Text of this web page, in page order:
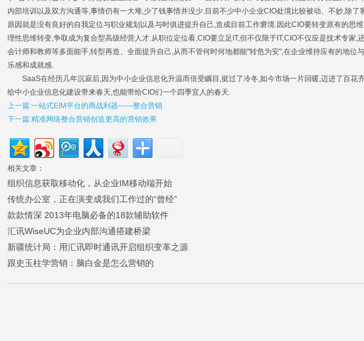
内部培训以及双方沟通等,事情仍有一大堆,少了钱事情并没少.目前不少中小企业CIO处境比较被动、不妙,除了
原因就是没有良好的自我定位与职业规划以及与时俱进提升自己,造成目前工作窘境.因此CIO要转变原有的思
理性思维转变,争取成为复合型高级经营人才.从职位定位看,CIO要立足IT,但不仅限于IT,CIO不仅应是技术专家,
会计师和教师等多面能手,转型再造、全面提升自己,从而不管何时何地都能"转危为安",在企业维持应有的地位
乐感和成就感.
SaaS在经历几年沉寂后,因为中小企业信息化升温而倍受瞩目,挺过了冷冬,如今市场一片回暖,迈进了百花
给中小企业信息化建设带来春天,也能带给CIO们一个四季宜人的春天.
上一篇:一站式EIM平台的商战利器——整合营销
下一篇:精准网络整合营销创造更高的营销效果
相关文章：
组织信息获取移动化，从企业IM移动端开始
传统办公室，正在演变成我们工作过的“曾经”
款款情深 2013年电脑必备的18款辅助软件
汇讯WiseUC为企业内部沟通搭建桥梁
新疆统计局：用汇讯即时通讯开启组织变革之源
跟史玉柱学营销：脑白金是怎么营销的